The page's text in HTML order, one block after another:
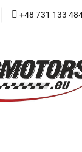
+48 731 133
Części
Car audio